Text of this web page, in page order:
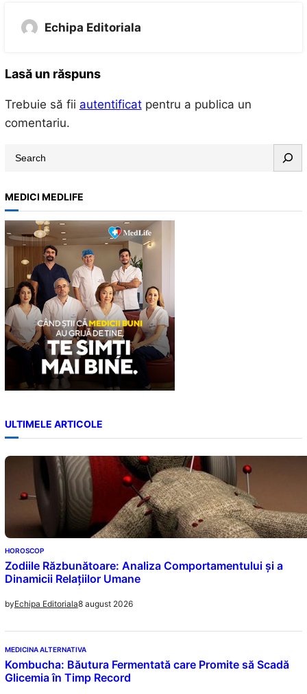
Echipa Editoriala
Lasă un răspuns
Trebuie să fii autentificatpentru a publica un
comentariu.
r
c
h
MEDICI MEDLIFE
ULTIMELE ARTICOLE
HOROSCOP
Zodiile Răzbunătoare: Analiza Comportamentului și a
Dinamicii Relațiilor Umane
byEchipa Editoriala8 august 2026
MEDICINA ALTERNATIVA
Kombucha: Băutura Fermentată care Promite să Scadă
Glicemia în Timp Record